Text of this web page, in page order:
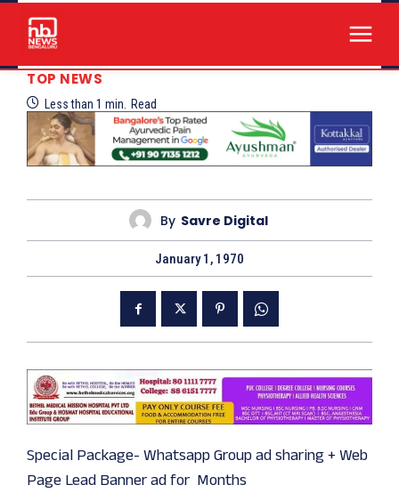
TOP NEWS
Less than 1 min. Read
By Savre Digital
January 1, 1970
Special Package- Whatsapp Group ad sharing + Web
Page Lead Banner ad for Months